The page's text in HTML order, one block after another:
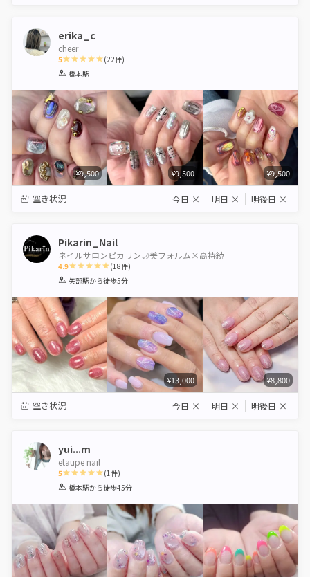
erika_c
cheer
5
1 2 3 4
(22件)
橋本駅
¥9,500 ¥9,500 ¥9,500
空き状況 今日 × 明日 × 明後日 ×
Pikarin_Nail
ネイルサロンピカリン🌙美フォルム×高持続
4.9
1 2 3 4 5
(18件)
矢部駅から徒歩5分
¥13,000 ¥8,800
空き状況 今日 × 明日 × 明後日 ×
yui...m
etaupe nail
5
1 2 3 4 5
(1件)
橋本駅から徒歩45分